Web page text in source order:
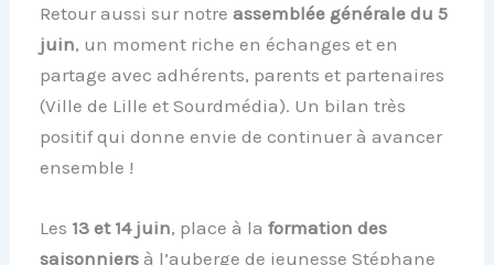
Retour aussi sur notreassemblée générale du 5
juin, un moment riche en échanges et en
partage avec adhérents, parents et partenaires
(Ville de Lille et Sourdmédia). Un bilan très
positif qui donne envie de continuer à avancer
ensemble !
Les 13 et 14 juin, place à laformation des
saisonniers à l’auberge de jeunesse Stéphane